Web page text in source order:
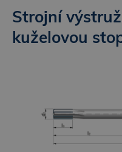
Strojní
kuželovou